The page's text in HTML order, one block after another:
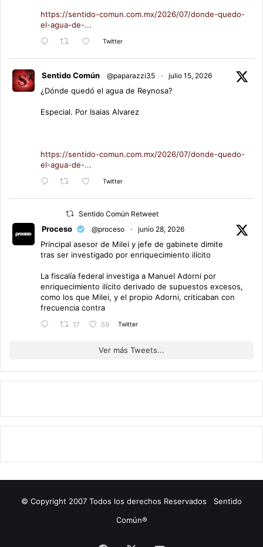
https://sentido-comun.com.mx/2026/07/donde-quedo-
el-agua-de-...
Twitter
Sentido Común @paparazzi35 · julio 15, 2026
¿Dónde quedó el agua de Reynosa?
Especial. Por Isaias Alvarez
https://sentido-comun.com.mx/2026/07/donde-quedo-
el-agua-de-...
Twitter
Sentido Común Retweet
Proceso @proceso · junio 28, 2026
Principal asesor de Milei y jefe de gabinete dimite
tras ser investigado por enriquecimiento ilícito
La fiscalía federal investiga a Manuel Adorni por
enriquecimiento ilícito derivado de supuestos excesos,
como los que Milei, y el propio Adorni, criticaban con
frecuencia contra
17 59 Twitter
Ver más Tweets...
© Copyright 2007 Todos los derechos Reservados Sentido
Común®